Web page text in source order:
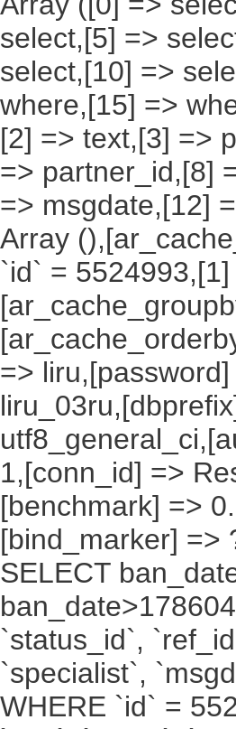
select,[5] =>
select,[10] =>
where,[15] =>
[2] => text,[3] =>
=> partner_id,[8]
=> msgdate,[12]
Array
`id` =
=>
1,[conn_id] =>
[benchmark] =>
[bind_marker] =>
SELECT
`status_id`,
`specialist`,
WHERE `id` =